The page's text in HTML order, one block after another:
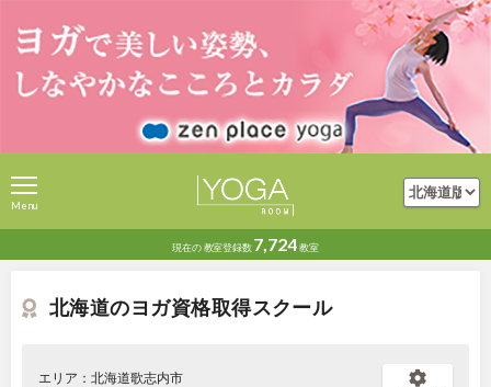
現在の教室登録数 7,724教室
Menu
北海道のヨガ資格取得スクール
エリア：北海道歌志内市